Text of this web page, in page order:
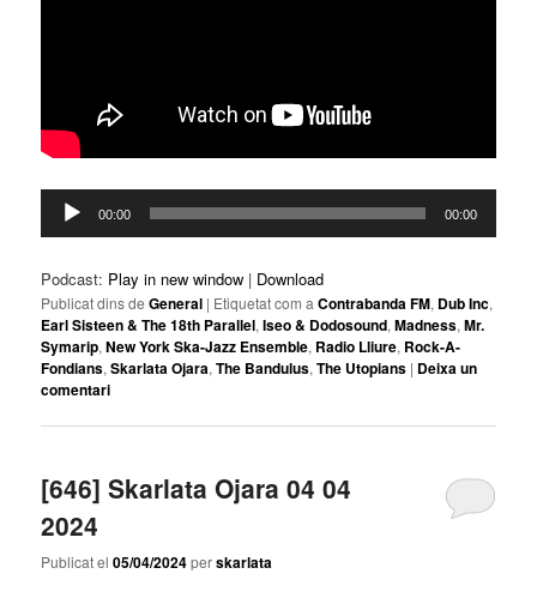
Reproductor
d'àudio
00:00 00:00
Podcast: Play in new window | Download
Publicat dins de General | Etiquetat com a Contrabanda FM, Dub Inc,
Earl Sisteen & The 18th Parallel,Iseo & Dodosound,Madness,Mr.
Symarip,New York Ska-Jazz Ensemble, Radio Lliure, Rock-A-
Fondians,Skarlata Ojara,The Bandulus,The Utopians | Deixa un
comentari
[646] Skarlata Ojara 04 04
2024
Publicat el05/04/2024perskarlata